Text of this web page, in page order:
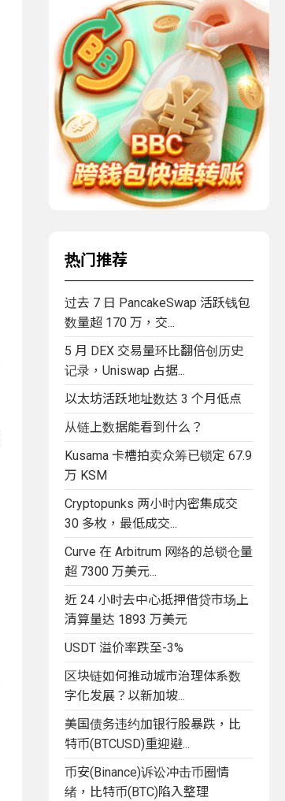
热门推荐
过去 7 日 PancakeSwap 活跃钱包
数量超 170 万，交...
5 月 DEX 交易量环比翻倍创历史
记录，Uniswap 占据...
以太坊活跃地址数达 3 个月低点
从链上数据能看到什么？
Kusama 卡槽拍卖众筹已锁定 67.9
万 KSM
Cryptopunks 两小时内密集成交
30 多枚，最低成交...
Curve 在 Arbitrum 网络的总锁仓量
超 7300 万美元...
近 24 小时去中心抵押借贷市场上
清算量达 1893 万美元
USDT 溢价率跌至-3%
区块链如何推动城市治理体系数
字化发展？以新加坡...
美国债务违约加银行股暴跌，比
特币(BTCUSD)重迎避...
币安(Binance)诉讼冲击币圈情
绪，比特币(BTC)陷入整理